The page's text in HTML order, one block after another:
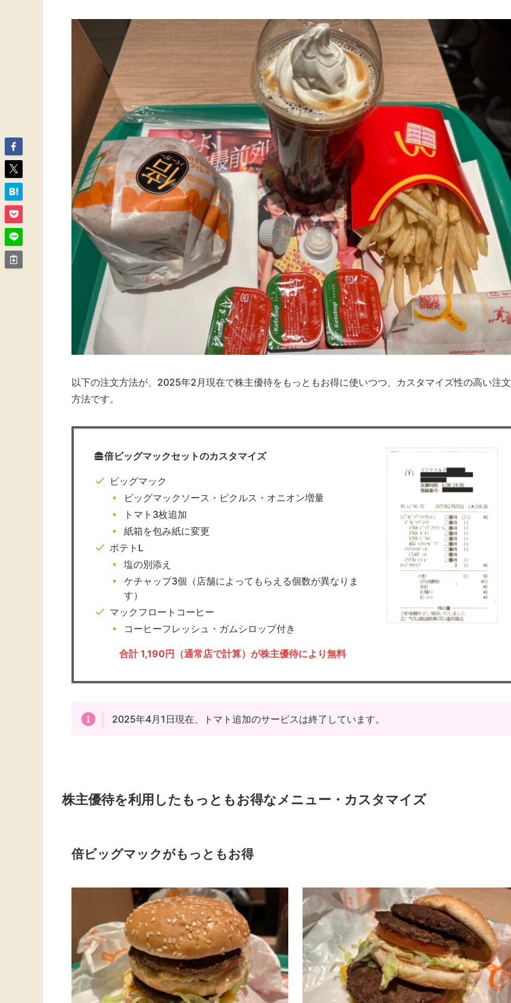
以下の注文方法が、2025年2月現在で株主優待をもっともお得に使いつつ、カスタマイズ性の高い注文
方法です。
倍ビッグマックセットのカスタマイズ
ビッグマック
ビッグマックソース・ピクルス・オニオン増量
トマト3枚追加
紙箱を包み紙に変更
ポテトL
塩の別添え
ケチャップ3個（店舗によってもらえる個数が異なりま
す）
マックフロートコーヒー
コーヒーフレッシュ・ガムシロップ付き
合計 1,190円（通常店で計算）が株主優待により無料
2025年4月1日現在、トマト追加のサービスは終了しています。
株主優待を利用したもっともお得なメニュー・カスタマイズ
倍ビッグマックがもっともお得